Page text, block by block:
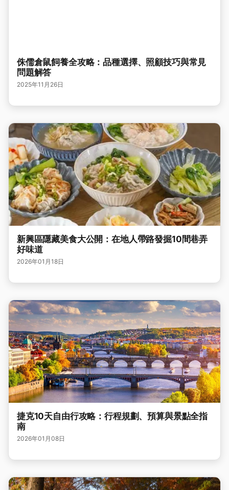
侏儒倉鼠飼養全攻略：品種選擇、照顧技巧與常見
問題解答
2025年11月26日
新興區隱藏美食大公開：在地人帶路發掘10間巷弄
好味道
2026年01月18日
捷克10天自由行攻略：行程規劃、預算與景點全指
南
2026年01月08日